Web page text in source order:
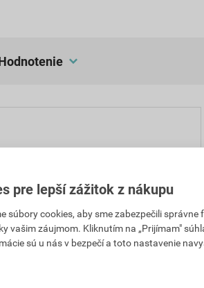
hodnotenie
11,08 EUR
bez DPH za bal.
13,63 EUR
s DPH za bal.
pre lepší zážitok z nákupu
súbory cookies, aby sme zabezpečili
vašim záujmom. Kliknutím na „Prijímam"
sú u nás v bezpečí a toto nastavenie